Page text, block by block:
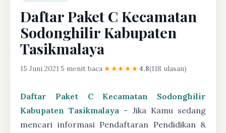
Daftar Paket C Kecamatan
Sodonghilir Kabupaten
Tasikmalaya
15 Juni 2021·5 menit baca·★★★★★4.8(118 ulasan)
Daftar Paket C Kecamatan Sodonghilir
Kabupaten Tasikmalaya - Jika Kamu sedang
mencari informasi Pendaftaran Pendidikan &